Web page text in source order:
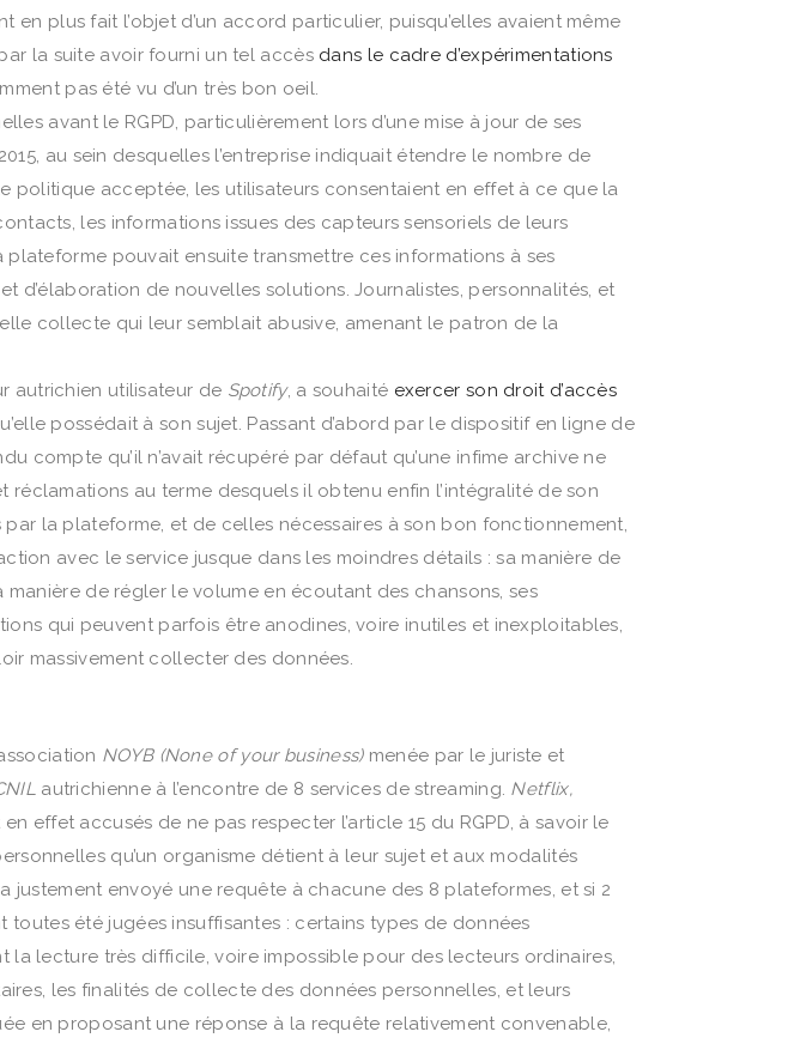
en plus fait l’objet d’un accord particulier, puisqu’elles avaient même
la suite avoir fourni un tel accès dans le cadre d’expérimentations
pas été vu d’un très bon oeil.
avant le RGPD, particulièrement lors d’une mise à jour de ses
au sein desquelles l’entreprise indiquait étendre le nombre de
politique acceptée, les utilisateurs consentaient en effet à ce que la
les informations issues des capteurs sensoriels de leurs
pouvait ensuite transmettre ces informations à ses
d’élaboration de nouvelles solutions. Journalistes, personnalités, et
collecte qui leur semblait abusive, amenant le patron de la
autrichien utilisateur de Spotify, a souhaité exercer son droit d’accès
possédait à son sujet. Passant d’abord par le dispositif en ligne de
compte qu’il n’avait récupéré par défaut qu’une infime archive ne
réclamations au terme desquels il obtenu enfin l’intégralité de son
la plateforme, et de celles nécessaires à son bon fonctionnement,
avec le service jusque dans les moindres détails : sa manière de
de régler le volume en écoutant des chansons, ses
qui peuvent parfois être anodines, voire inutiles et inexploitables,
massivement collecter des données.
NOYB (None of your business)menée par le juriste et
autrichienne à l’encontre de 8 services de streaming. Netflix,
en effet accusés de ne pas respecter l’article 15 du RGPD, à savoir le
qu’un organisme détient à leur sujet et aux modalités
justement envoyé une requête à chacune des 8 plateformes, et si 2
toutes été jugées insuffisantes : certains types de données
lecture très difficile, voire impossible pour des lecteurs ordinaires,
les finalités de collecte des données personnelles, et leurs
en proposant une réponse à la requête relativement convenable,